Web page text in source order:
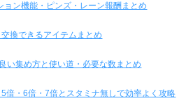
ョン機能・ピンズ・レーン報酬まとめ
換できるアイテムまとめ
い集め方と使い道・必要な数まとめ
倍・6倍・7倍とスタミナ無しで効率よく攻略